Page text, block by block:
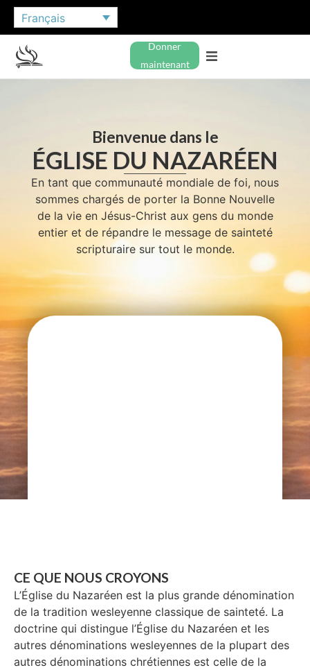
Français
Donner
maintenant
Bienvenue dans le
ÉGLISE DU NAZARÉEN
En tant que communauté mondiale de foi, nous
sommes chargés de porter la Bonne Nouvelle
de la vie en Jésus-Christ aux gens du monde
entier et de répandre le message de sainteté
scripturaire sur tout le monde.
CE QUE NOUS CROYONS
L’Église du Nazaréen est la plus grande dénomination
de la tradition wesleyenne classique de sainteté. La
doctrine qui distingue l’Église du Nazaréen et les
autres dénominations wesleyennes de la plupart des
autres dénominations chrétiennes est celle de la